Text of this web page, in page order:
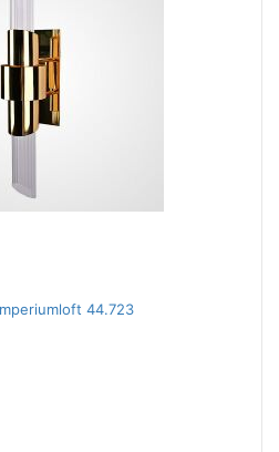
44.723